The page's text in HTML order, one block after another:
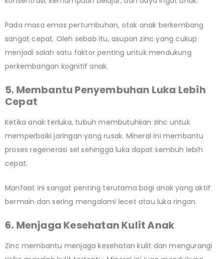
Pada masa emas pertumbuhan, otak anak berkembang
sangat cepat. Oleh sebab itu, asupan zinc yang cukup
menjadi salah satu faktor penting untuk mendukung
perkembangan kognitif anak.
5. Membantu Penyembuhan Luka Lebih
Cepat
Ketika anak terluka, tubuh membutuhkan zinc untuk
memperbaiki jaringan yang rusak. Mineral ini membantu
proses regenerasi sel sehingga luka dapat sembuh lebih
cepat.
Manfaat ini sangat penting terutama bagi anak yang aktif
bermain dan sering mengalami lecet atau luka ringan.
6. Menjaga Kesehatan Kulit Anak
Zinc membantu menjaga kesehatan kulit dan mengurangi